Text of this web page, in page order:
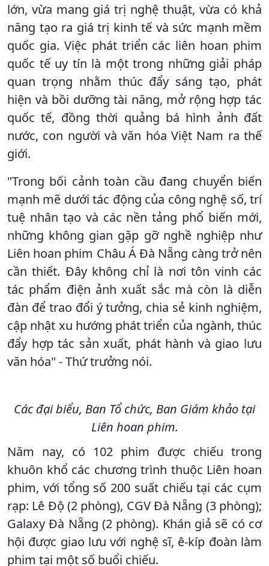
lớn, vừa mang giá trị nghệ thuật, vừa có khả
năng tạo ra giá trị kinh tế và sức mạnh mềm
quốc gia. Việc phát triển các liên hoan phim
quốc tế uy tín là một trong những giải pháp
quan trọng nhằm thúc đẩy sáng tạo, phát
hiện và bồi dưỡng tài năng, mở rộng hợp tác
quốc tế, đồng thời quảng bá hình ảnh đất
nước, con người và văn hóa Việt Nam ra thế
giới.
"Trong bối cảnh toàn cầu đang chuyển biến
mạnh mẽ dưới tác động của công nghệ số, trí
tuệ nhân tạo và các nền tảng phổ biến mới,
những không gian gặp gỡ nghề nghiệp như
Liên hoan phim Châu Á Đà Nẵng càng trở nên
cần thiết. Đây không chỉ là nơi tôn vinh các
tác phẩm điện ảnh xuất sắc mà còn là diễn
đàn để trao đổi ý tưởng, chia sẻ kinh nghiệm,
cập nhật xu hướng phát triển của ngành, thúc
đẩy hợp tác sản xuất, phát hành và giao lưu
văn hóa" - Thứ trưởng nói.
Các đại biểu, Ban Tổ chức, Ban Giám khảo tại
Liên hoan phim.
Năm nay, có 102 phim được chiếu trong
khuôn khổ các chương trình thuộc Liên hoan
phim, với tổng số 200 suất chiếu tại các cụm
rạp: Lê Độ (2 phòng), CGV Đà Nẵng (3 phòng);
Galaxy Đà Nẵng (2 phòng). Khán giả sẽ có cơ
hội được giao lưu với nghệ sĩ, ê-kíp đoàn làm
phim tại một số buổi chiếu.